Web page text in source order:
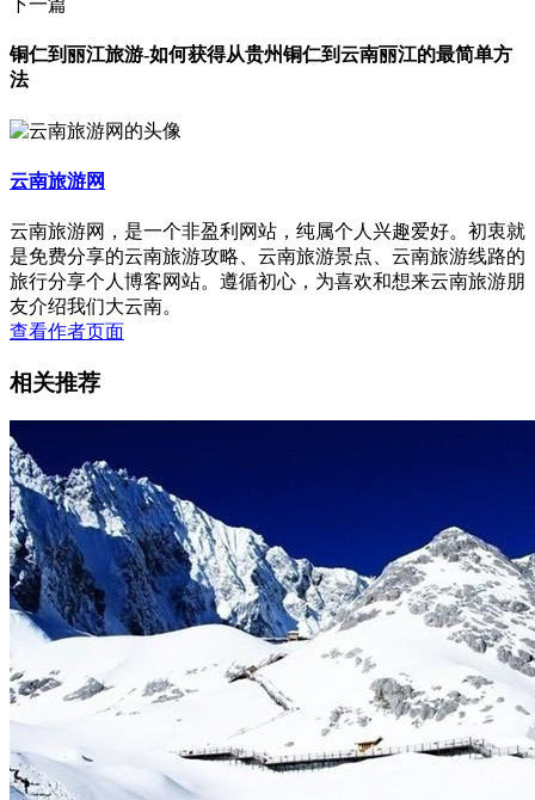
下一篇
铜仁到丽江旅游-如何获得从贵州铜仁到云南丽江的最简单方
法
云南旅游网
云南旅游网，是一个非盈利网站，纯属个人兴趣爱好。初衷就
是免费分享的云南旅游攻略、云南旅游景点、云南旅游线路的
旅行分享个人博客网站。遵循初心，为喜欢和想来云南旅游朋
友介绍我们大云南。
查看作者页面
相关推荐